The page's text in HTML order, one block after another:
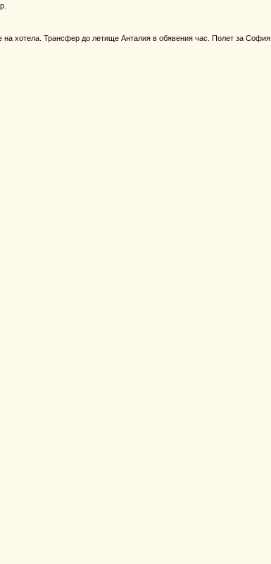
на хотела. Трансфер до летище Анталия в обявения час. Полет за София.